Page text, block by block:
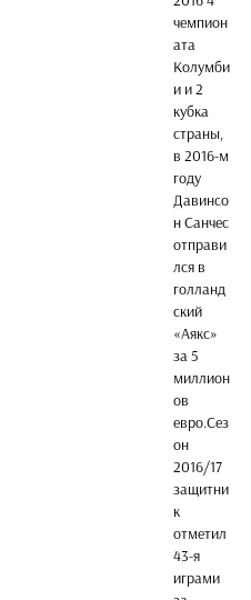
чемпион
ата
Колумби
и и 2
кубка
страны,
в 2016-м
году
Давинсо
н Санчес
отправи
лся в
голланд
ский
«Аякс»
за 5
миллион
ов
евро.Сез
он
2016/17
защитни
к
отметил
43-я
играми